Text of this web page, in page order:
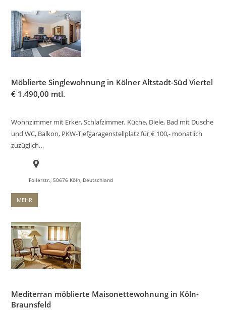
Möblierte Singlewohnung in Kölner Altstadt-Süd Viertel
€ 1.490,00 mtl.
Wohnzimmer mit Erker, Schlafzimmer, Küche, Diele, Bad mit Dusche
und WC, Balkon, PKW-Tiefgaragenstellplatz für € 100,- monatlich
zuzüglich…
Follerstr., 50676 Köln, Deutschland
MEHR
Mediterran möblierte Maisonettewohnung in Köln-
Braunsfeld